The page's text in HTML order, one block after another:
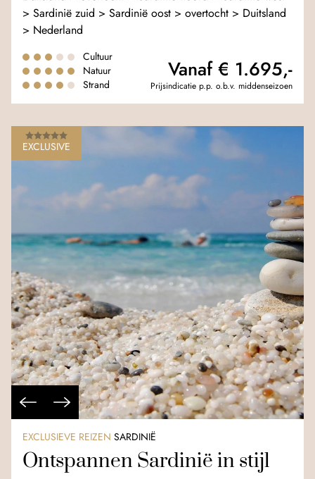
> Sardinië zuid > Sardinië oost > overtocht > Duitsland
> Nederland
Cultuur
Natuur
Strand
Vanaf € 1.695,-
Prijsindicatie p.p. o.b.v. middenseizoen
EXCLUSIVE
EXCLUSIEVE REIZEN SARDINIË
Ontspannen Sardinië in stijl